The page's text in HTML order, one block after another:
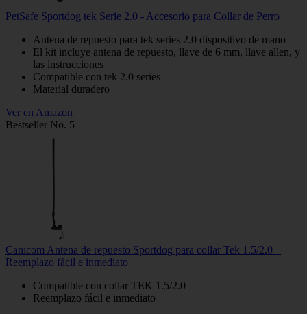
PetSafe Sportdog tek Serie 2.0 - Accesorio para Collar de Perro
Antena de repuesto para tek series 2.0 dispositivo de mano
El kit incluye antena de repuesto, llave de 6 mm, llave allen, y
las instrucciones
Compatible con tek 2.0 series
Material duradero
Ver en Amazon
Bestseller No. 5
Canicom Antena de repuesto Sportdog para collar Tek 1.5/2.0 –
Reemplazo fácil e inmediato
Compatible con collar TEK 1.5/2.0
Reemplazo fácil e inmediato